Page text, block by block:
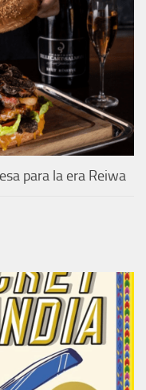
para la era Reiwa